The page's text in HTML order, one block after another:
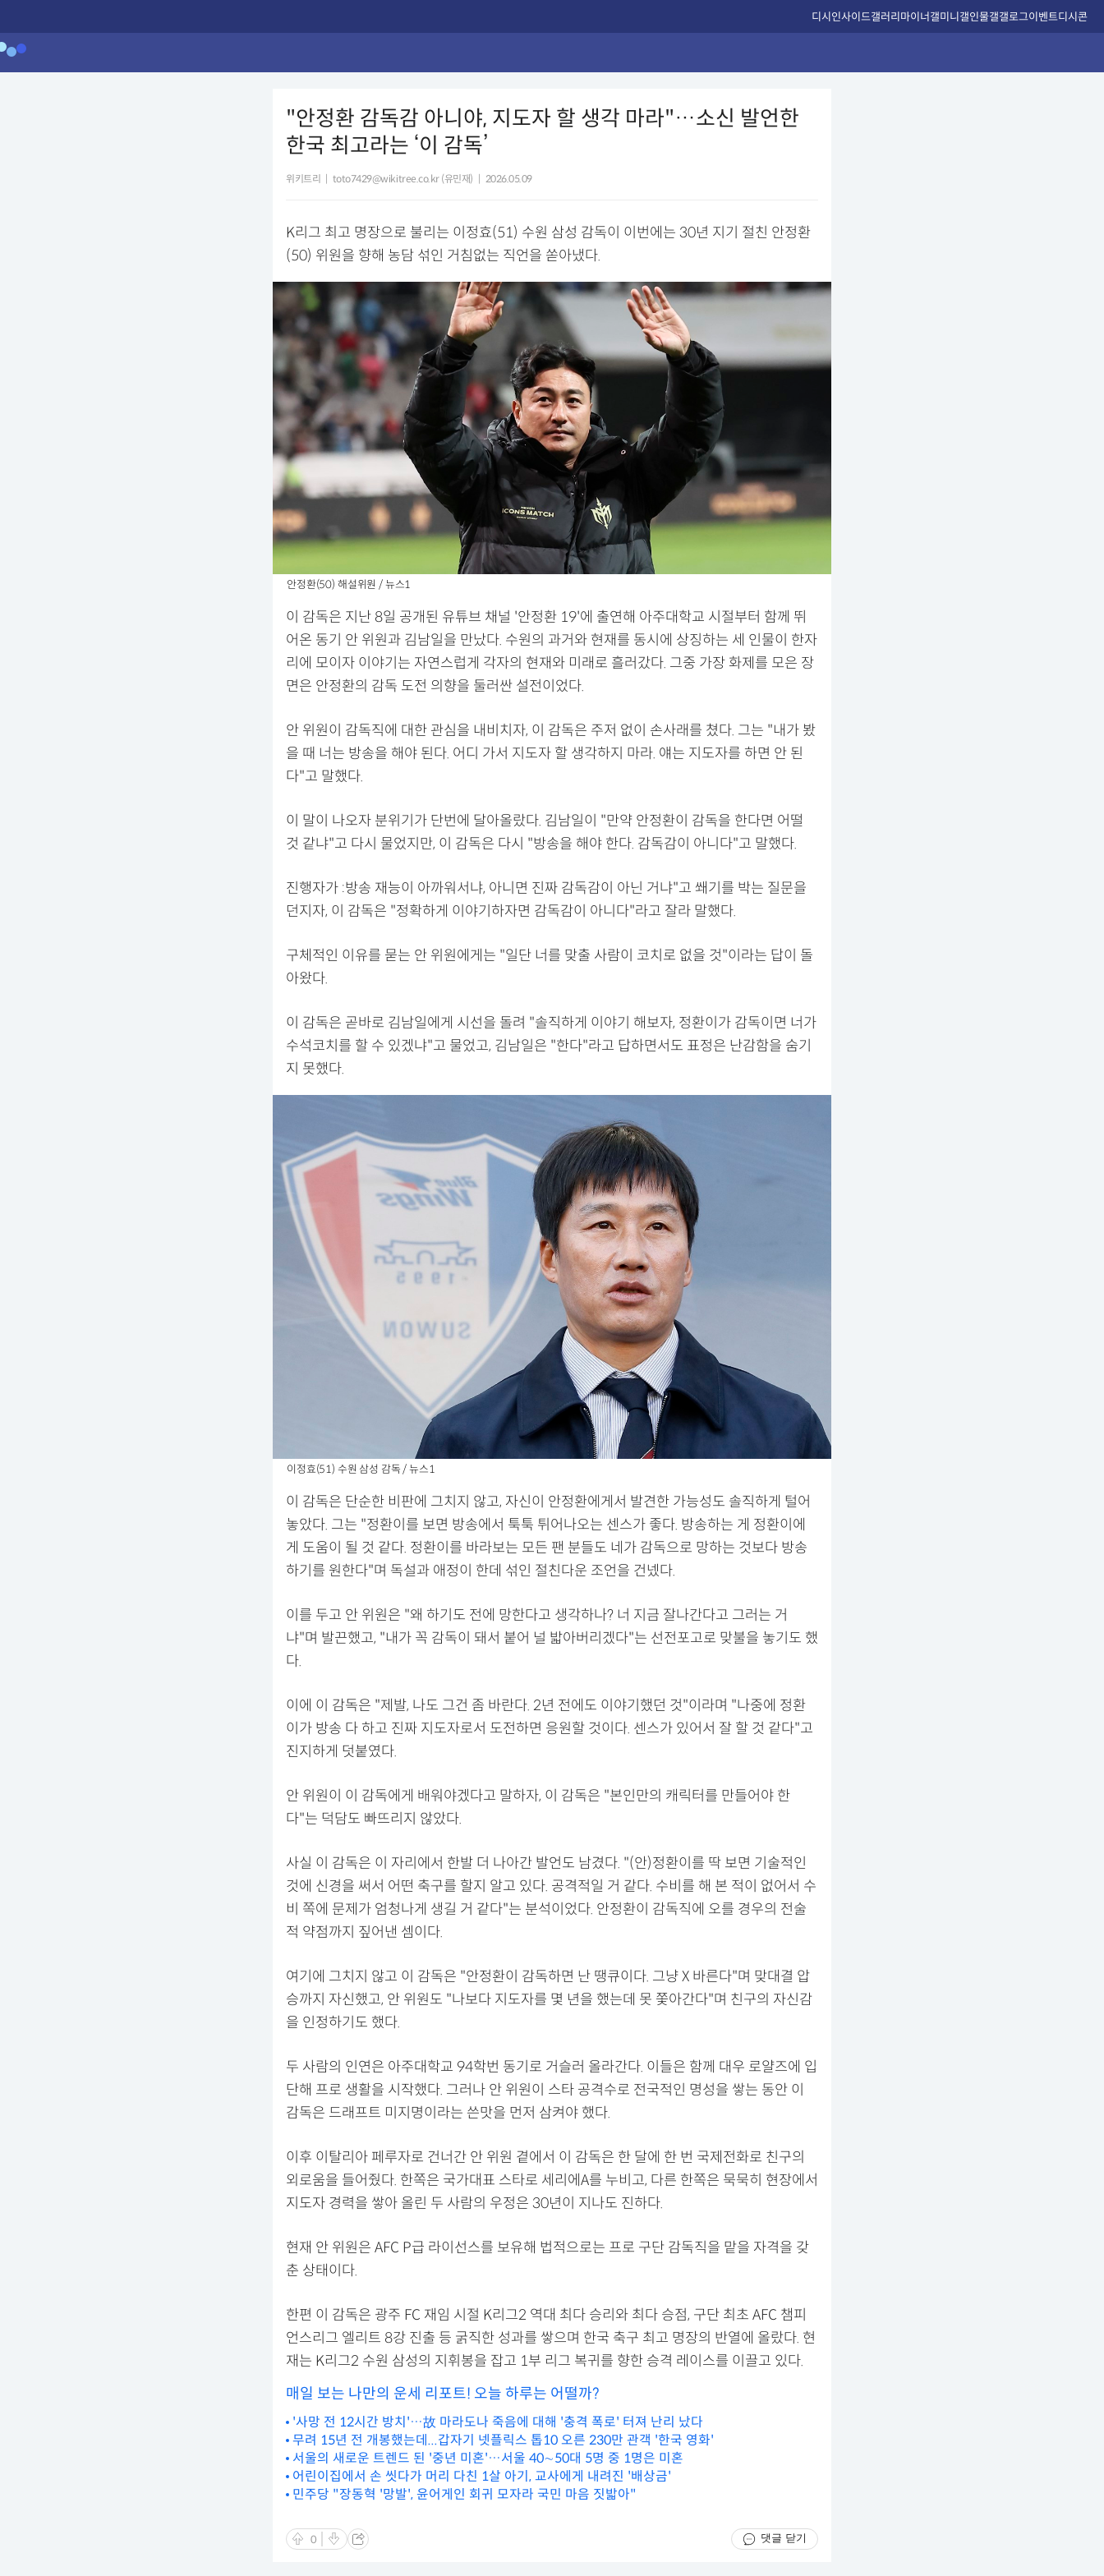
디시인사이드갤러리마이너갤미니갤인물갤갤로그이벤트디시콘
"안정환 감독감 아니야, 지도자 할 생각 마라"…소신 발언한
한국 최고라는 ‘이 감독’
위키트리 toto7429@wikitree.co.kr (유민재) 2026.05.09
K리그 최고 명장으로 불리는 이정효(51) 수원 삼성 감독이 이번에는 30년 지기 절친 안정환
(50) 위원을 향해 농담 섞인 거침없는 직언을 쏟아냈다.
안정환(50) 해설위원 / 뉴스1
이 감독은 지난 8일 공개된 유튜브 채널 '안정환 19'에 출연해 아주대학교 시절부터 함께 뛰
어온 동기 안 위원과 김남일을 만났다. 수원의 과거와 현재를 동시에 상징하는 세 인물이 한자
리에 모이자 이야기는 자연스럽게 각자의 현재와 미래로 흘러갔다. 그중 가장 화제를 모은 장
면은 안정환의 감독 도전 의향을 둘러싼 설전이었다.
안 위원이 감독직에 대한 관심을 내비치자, 이 감독은 주저 없이 손사래를 쳤다. 그는 "내가 봤
을 때 너는 방송을 해야 된다. 어디 가서 지도자 할 생각하지 마라. 얘는 지도자를 하면 안 된
다"고 말했다.
이 말이 나오자 분위기가 단번에 달아올랐다. 김남일이 "만약 안정환이 감독을 한다면 어떨
것 같냐"고 다시 물었지만, 이 감독은 다시 "방송을 해야 한다. 감독감이 아니다"고 말했다.
진행자가 :방송 재능이 아까워서냐, 아니면 진짜 감독감이 아닌 거냐"고 쐐기를 박는 질문을
던지자, 이 감독은 "정확하게 이야기하자면 감독감이 아니다"라고 잘라 말했다.
구체적인 이유를 묻는 안 위원에게는 "일단 너를 맞출 사람이 코치로 없을 것"이라는 답이 돌
아왔다.
이 감독은 곧바로 김남일에게 시선을 돌려 "솔직하게 이야기 해보자, 정환이가 감독이면 너가
수석코치를 할 수 있겠냐"고 물었고, 김남일은 "한다"라고 답하면서도 표정은 난감함을 숨기
지 못했다.
이정효(51) 수원 삼성 감독 / 뉴스1
이 감독은 단순한 비판에 그치지 않고, 자신이 안정환에게서 발견한 가능성도 솔직하게 털어
놓았다. 그는 "정환이를 보면 방송에서 툭툭 튀어나오는 센스가 좋다. 방송하는 게 정환이에
게 도움이 될 것 같다. 정환이를 바라보는 모든 팬 분들도 네가 감독으로 망하는 것보다 방송
하기를 원한다"며 독설과 애정이 한데 섞인 절친다운 조언을 건넸다.
이를 두고 안 위원은 "왜 하기도 전에 망한다고 생각하나? 너 지금 잘나간다고 그러는 거
냐"며 발끈했고, "내가 꼭 감독이 돼서 붙어 널 밟아버리겠다"는 선전포고로 맞불을 놓기도 했
다.
이에 이 감독은 "제발, 나도 그건 좀 바란다. 2년 전에도 이야기했던 것"이라며 "나중에 정환
이가 방송 다 하고 진짜 지도자로서 도전하면 응원할 것이다. 센스가 있어서 잘 할 것 같다"고
진지하게 덧붙였다.
안 위원이 이 감독에게 배워야겠다고 말하자, 이 감독은 "본인만의 캐릭터를 만들어야 한
다"는 덕담도 빠뜨리지 않았다.
사실 이 감독은 이 자리에서 한발 더 나아간 발언도 남겼다. "(안)정환이를 딱 보면 기술적인
것에 신경을 써서 어떤 축구를 할지 알고 있다. 공격적일 거 같다. 수비를 해 본 적이 없어서 수
비 쪽에 문제가 엄청나게 생길 거 같다"는 분석이었다. 안정환이 감독직에 오를 경우의 전술
적 약점까지 짚어낸 셈이다.
여기에 그치지 않고 이 감독은 "안정환이 감독하면 난 땡큐이다. 그냥 X 바른다"며 맞대결 압
승까지 자신했고, 안 위원도 "나보다 지도자를 몇 년을 했는데 못 쫓아간다"며 친구의 자신감
을 인정하기도 했다.
두 사람의 인연은 아주대학교 94학번 동기로 거슬러 올라간다. 이들은 함께 대우 로얄즈에 입
단해 프로 생활을 시작했다. 그러나 안 위원이 스타 공격수로 전국적인 명성을 쌓는 동안 이
감독은 드래프트 미지명이라는 쓴맛을 먼저 삼켜야 했다.
이후 이탈리아 페루자로 건너간 안 위원 곁에서 이 감독은 한 달에 한 번 국제전화로 친구의
외로움을 들어줬다. 한쪽은 국가대표 스타로 세리에A를 누비고, 다른 한쪽은 묵묵히 현장에서
지도자 경력을 쌓아 올린 두 사람의 우정은 30년이 지나도 진하다.
현재 안 위원은 AFC P급 라이선스를 보유해 법적으로는 프로 구단 감독직을 맡을 자격을 갖
춘 상태이다.
한편 이 감독은 광주 FC 재임 시절 K리그2 역대 최다 승리와 최다 승점, 구단 최초 AFC 챔피
언스리그 엘리트 8강 진출 등 굵직한 성과를 쌓으며 한국 축구 최고 명장의 반열에 올랐다. 현
재는 K리그2 수원 삼성의 지휘봉을 잡고 1부 리그 복귀를 향한 승격 레이스를 이끌고 있다.
매일 보는 나만의 운세 리포트! 오늘 하루는 어떨까?
'사망 전 12시간 방치'…故 마라도나 죽음에 대해 '충격 폭로' 터져 난리 났다
무려 15년 전 개봉했는데...갑자기 넷플릭스 톱10 오른 230만 관객 '한국 영화'
서울의 새로운 트렌드 된 '중년 미혼'…서울 40∼50대 5명 중 1명은 미혼
어린이집에서 손 씻다가 머리 다친 1살 아기, 교사에게 내려진 '배상금'
민주당 "장동혁 '망발', 윤어게인 회귀 모자라 국민 마음 짓밟아"
0 댓글 닫기